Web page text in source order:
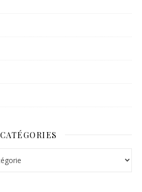
CATÉGORIES